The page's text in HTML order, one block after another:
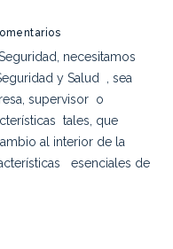
necesitamos
y Salud , sea
supervisor o
tales, que
al interior de la
esenciales de